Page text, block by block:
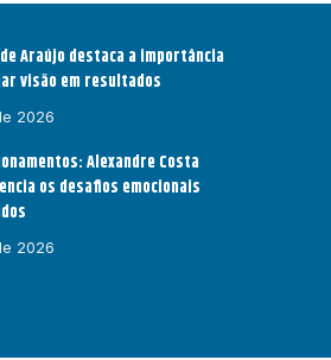
Araújo destaca a importância
visão em resultados
2026
Alexandre Costa
os desafios emocionais
2026